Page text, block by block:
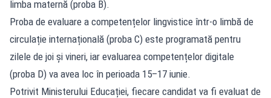
limba maternă (proba B).
Proba de evaluare a competențelor lingvistice într-o limbă de
circulație internațională (proba C) este programată pentru
zilele de joi și vineri, iar evaluarea competențelor digitale
(proba D) va avea loc în perioada 15–17 iunie.
Potrivit Ministerului Educației, fiecare candidat va fi evaluat de